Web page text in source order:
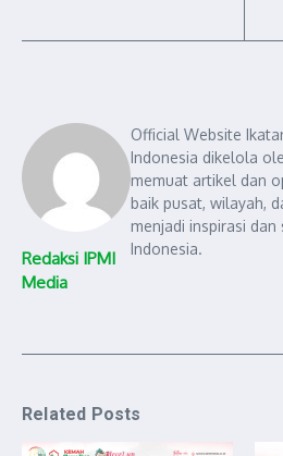
Redaksi IPMI
Media
Official Website
Indonesia dikelola
memuat artikel dan
baik pusat, wilayah,
menjadi inspirasi
Indonesia.
Related Posts